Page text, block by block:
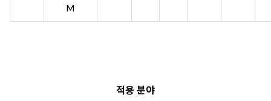
M
적용 분야